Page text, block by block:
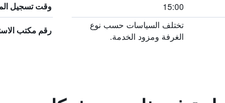
15:00 وقت تسجيل
تختلف السياسات حسب نوع
الغرفة ومزود الخدمة.
رقم مكتب